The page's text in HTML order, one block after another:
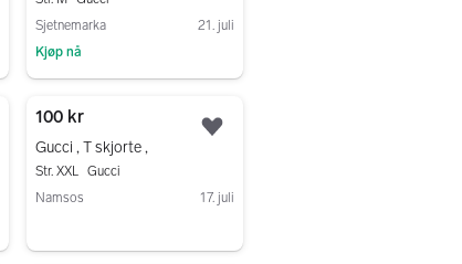
Sjetnemarka
21. juli
Kjøp nå
Legg til som favoritt.
100 kr
Gucci , T skjorte ,
Str. XXL
Gucci
Namsos
17. juli